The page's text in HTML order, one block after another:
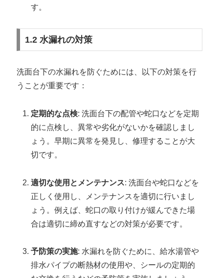
す。
1.2 水漏れの対策
洗面台下の水漏れを防ぐためには、以下の対策を行
うことが重要です：
定期的な点検: 洗面台下の配管や蛇口などを定期
的に点検し、異常や劣化がないかを確認しまし
ょう。早期に異常を発見し、修理することが大
切です。
適切な使用とメンテナンス: 洗面台や蛇口などを
正しく使用し、メンテナンスを適切に行いまし
ょう。例えば、蛇口の取り付けが緩んできた場
合は適切に締め直すなどの対策が必要です。
予防策の実施: 水漏れを防ぐために、給水湯管や
排水パイプの断熱材の使用や、シールの定期的